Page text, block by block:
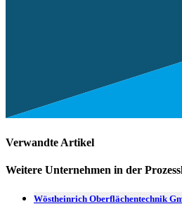
Verwandte Artikel
Weitere Unternehmen in der
Wöstheinrich Oberflächentechnik